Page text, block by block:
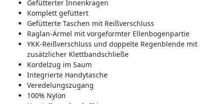
Gefütterter Innenkragen
Komplett gefüttert
Gefütterte Taschen mit Reißverschluss
Raglan-Ärmel mit vorgeformter Ellenbogenpartie
YKK-Reißverschluss und doppelte Regenblende mit
zusätzlicher Klettbandschließe
Kordelzug im Saum
Integrierte Handytasche
Veredelungszugang
100% Nylon